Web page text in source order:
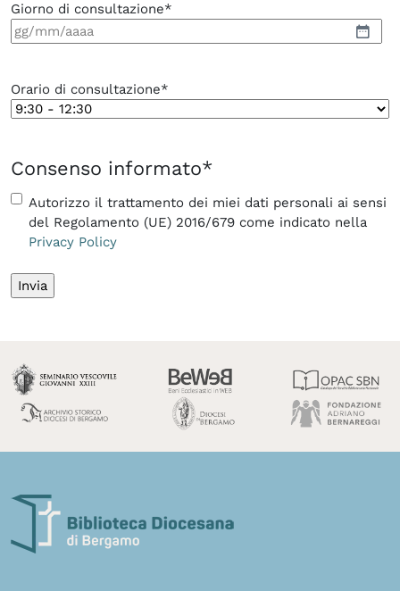
Giorno di consultazione*
GG
slash
AAAA
Orario di consultazione*
Consenso informato*
Autorizzo il trattamento dei miei dati personali ai sensi
del Regolamento (UE) 2016/679 come indicato nella
Privacy Policy